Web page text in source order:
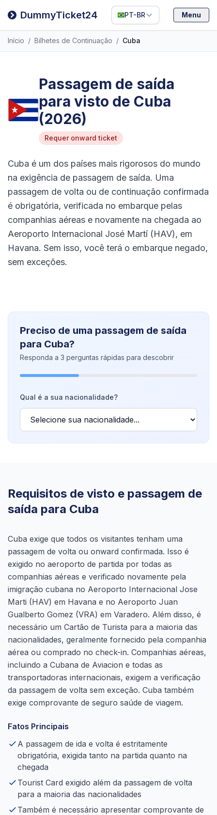
DummyTicket24 PT-BR
Deutsch
Español
Italiano
Menu
Início / Bilhetes de Continuação / Cuba
Passagem de saída
para visto de Cuba
(2026)
Requer onward ticket
Cuba é um dos países mais rigorosos do mundo
na exigência de passagem de saída. Uma
passagem de volta ou de continuação confirmada
é obrigatória, verificada no embarque pelas
companhias aéreas e novamente na chegada ao
Aeroporto Internacional José Martí (HAV), em
Havana. Sem isso, você terá o embarque negado,
sem exceções.
Preciso de uma passagem de saída
para Cuba?
Responda a 3 perguntas rápidas para descobrir
Qual é a sua nacionalidade?
Requisitos de visto e passagem de
saída para Cuba
Cuba exige que todos os visitantes tenham uma
passagem de volta ou onward confirmada. Isso é
exigido no aeroporto de partida por todas as
companhias aéreas e verificado novamente pela
imigração cubana no Aeroporto Internacional Jose
Marti (HAV) em Havana e no Aeroporto Juan
Gualberto Gomez (VRA) em Varadero. Além disso, é
necessário um Cartão de Turista para a maioria das
nacionalidades, geralmente fornecido pela companhia
aérea ou comprado no check-in. Companhias aéreas,
incluindo a Cubana de Aviacion e todas as
transportadoras internacionais, exigem a verificação
da passagem de volta sem exceção. Cuba também
exige comprovante de seguro saúde de viagem.
Fatos Principais
A passagem de ida e volta é estritamente
obrigatória, exigida tanto na partida quanto na
chegada
Tourist Card exigido além da passagem de volta
para a maioria das nacionalidades
Também é necessário apresentar comprovante de